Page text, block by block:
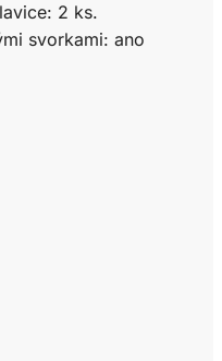
2 ks.
svorkami: ano